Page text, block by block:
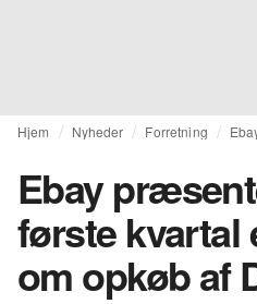
Hjem Nyheder Forretning
Ebay
første kvartal
om opkøb af